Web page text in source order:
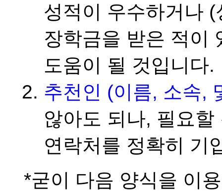
성적이 우수하거나
장학금을 받은 적이
도움이 될 것입니다.
추천인 (이름, 소속,
않아도 되나, 필요
연락처를 정확히 기
*굳이 다음 양식을 이